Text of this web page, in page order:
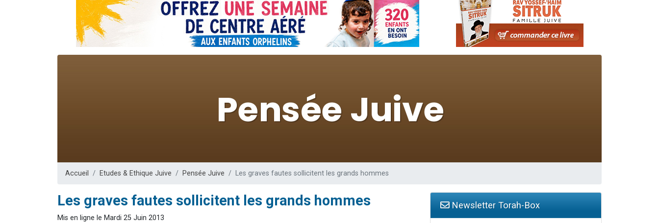
Eva vient de donner son Maasser
4 personnes viennent de nous rejoindre sur WhatsApp
3 personnes viennent de nous rejoindre sur WhatsApp
Odaya vient de donner son Maasser
13 personnes viennent de demander une bénédiction
30 personnes viennent de faire un don pour Sauvez la jambe de Yohan
Il reste 49 places pour étudier en groupe sur Zoom
Accueil Etudes & Ethique Juive Pensée Juive Les graves fautes sollicitent les grands hommes
Les graves fautes sollicitent les grands hommes
Mis en ligne le Mardi 25 Juin 2013
Newsletter Torah-Box